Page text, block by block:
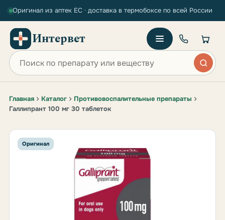
Оригинал из аптек ЕС · доставка в термобоксе по всей России
Интервет
Поиск по сайту
Главная Каталог
Противовоспалительные препараты
Галлипрант 100 мг 30 таблеток
Оригинал